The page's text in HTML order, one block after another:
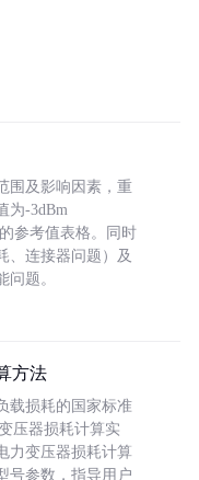
围及影响因素，重
为-3dBm
参考值表格。同时
、连接器问题）及
题。
方法
载损耗的国家标准
压器损耗计算实
力变压器损耗计算
号参数，指导用户